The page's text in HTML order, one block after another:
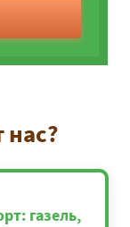
газель,